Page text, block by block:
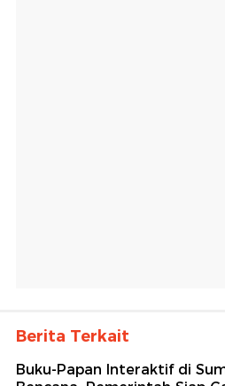
Berita Terkait
Buku-Papan Interaktif di